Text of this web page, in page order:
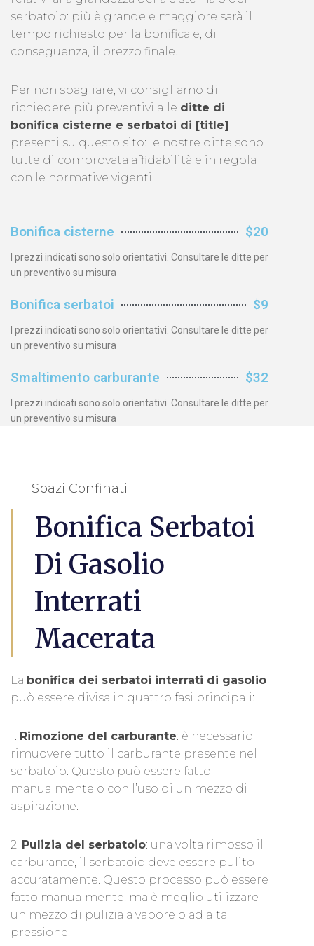
serbatoio: più è grande e maggiore sarà il
tempo richiesto per la bonifica e, di
conseguenza, il prezzo finale.
Per non sbagliare, vi consigliamo di
richiedere più preventivi alle ditte di
bonifica cisterne e serbatoi di [title]
presenti su questo sito: le nostre ditte sono
tutte di comprovata affidabilità e in regola
con le normative vigenti.
Bonifica cisterne $20
I prezzi indicati sono solo orientativi. Consultare le ditte per
un preventivo su misura
Bonifica serbatoi $9
I prezzi indicati sono solo orientativi. Consultare le ditte per
un preventivo su misura
Smaltimento carburante $32
I prezzi indicati sono solo orientativi. Consultare le ditte per
un preventivo su misura
Spazi Confinati
Bonifica Serbatoi
Di Gasolio
Interrati
Macerata
La bonifica dei serbatoi interrati di gasolio
può essere divisa in quattro fasi principali:
1. Rimozione del carburante: è necessario
rimuovere tutto il carburante presente nel
serbatoio. Questo può essere fatto
manualmente o con l’uso di un mezzo di
aspirazione.
2. Pulizia del serbatoio: una volta rimosso il
carburante, il serbatoio deve essere pulito
accuratamente. Questo processo può essere
fatto manualmente, ma è meglio utilizzare
un mezzo di pulizia a vapore o ad alta
pressione.